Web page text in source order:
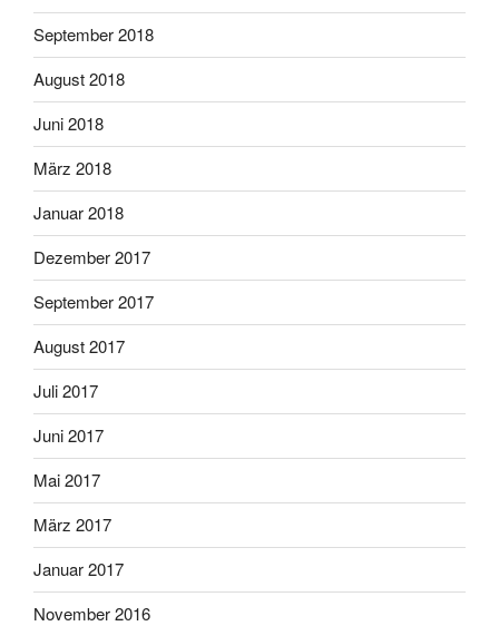
September 2018
August 2018
Juni 2018
März 2018
Januar 2018
Dezember 2017
September 2017
August 2017
Juli 2017
Juni 2017
Mai 2017
März 2017
Januar 2017
November 2016